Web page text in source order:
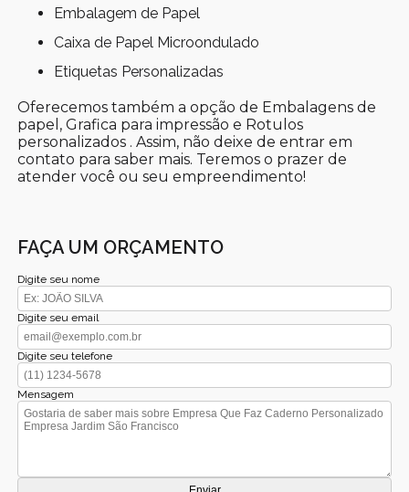
Embalagem de Papel
Caixa de Papel Microondulado
Etiquetas Personalizadas
Oferecemos também a opção de Embalagens de
papel, Grafica para impressão e Rotulos
personalizados . Assim, não deixe de entrar em
contato para saber mais. Teremos o prazer de
atender você ou seu empreendimento!
FAÇA UM ORÇAMENTO
Digite seu nome
Digite seu email
Digite seu telefone
Mensagem